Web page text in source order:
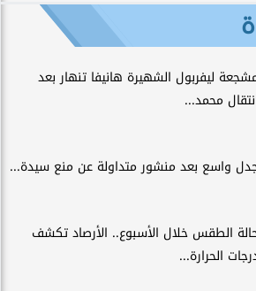
ليفربول الشهيرة هانيفا تنهار بعد
محمد...
واسع بعد منشور متداولة عن منع سيدة...
الطقس خلال الأسبوع.. الأرصاد تكشف
الحرارة...